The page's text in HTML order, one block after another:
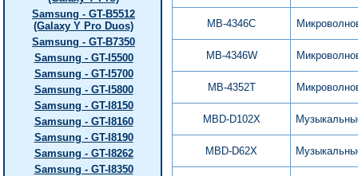
Samsung - GT-B5512
(Galaxy Y Pro Duos)
Samsung - GT-B7350
Samsung - GT-I5500
Samsung - GT-I5700
Samsung - GT-I5800
Samsung - GT-I8150
Samsung - GT-I8160
Samsung - GT-I8190
Samsung - GT-I8262
Samsung - GT-I8350
MB-4346C
MB-4346W
MB-4352T
MBD-D102X
MBD-D62X